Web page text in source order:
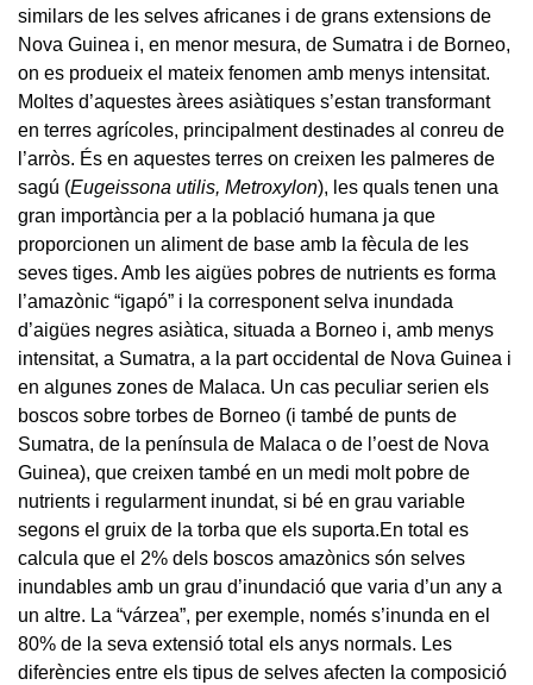
similars de les selves africanes i de grans extensions de
Nova Guinea i, en menor mesura, de Sumatra i de Borneo,
on es produeix el mateix fenomen amb menys intensitat.
Moltes d’aquestes àrees asiàtiques s’estan transformant
en terres agrícoles, principalment destinades al conreu de
l’arròs. És en aquestes terres on creixen les palmeres de
sagú (Eugeissona utilis, Metroxylon), les quals tenen una
gran importància per a la població humana ja que
proporcionen un aliment de base amb la fècula de les
seves tiges. Amb les aigües pobres de nutrients es forma
l’amazònic “igapó” i la corresponent selva inundada
d’aigües negres asiàtica, situada a Borneo i, amb menys
intensitat, a Sumatra, a la part occidental de Nova Guinea i
en algunes zones de Malaca. Un cas peculiar serien els
boscos sobre torbes de Borneo (i també de punts de
Sumatra, de la península de Malaca o de l’oest de Nova
Guinea), que creixen també en un medi molt pobre de
nutrients i regularment inundat, si bé en grau variable
segons el gruix de la torba que els suporta.En total es
calcula que el 2% dels boscos amazònics són selves
inundables amb un grau d’inundació que varia d’un any a
un altre. La “várzea”, per exemple, només s’inunda en el
80% de la seva extensió total els anys normals. Les
diferències entre els tipus de selves afecten la composició